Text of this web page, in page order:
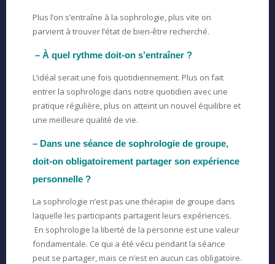
Plus l’on s’entraîne à la sophrologie, plus vite on
parvient à trouver l’état de bien-être recherché.
– À quel rythme doit-on s’entraîner ?
L’idéal serait une fois quotidiennement. Plus on fait
entrer la sophrologie dans notre quotidien avec une
pratique régulière, plus on atteint un nouvel équilibre et
une meilleure qualité de vie.
– Dans une séance de sophrologie de groupe,
doit-on obligatoirement partager son expérience
personnelle ?
La sophrologie n’est pas une thérapie de groupe dans
laquelle les participants partagent leurs expériences.
En sophrologie la liberté de la personne est une valeur
fondamentale. Ce qui a été vécu pendant la séance
peut se partager, mais ce n’est en aucun cas obligatoire.